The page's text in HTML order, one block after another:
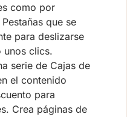
como por
que se
para deslizarse
unos clics.
serie de Cajas de
el contenido
para
Crea páginas de